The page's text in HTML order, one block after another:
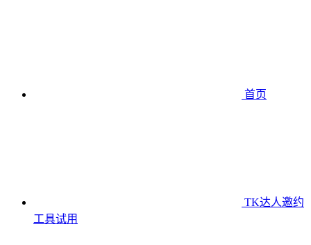
首页
TK达人邀约
工具试用